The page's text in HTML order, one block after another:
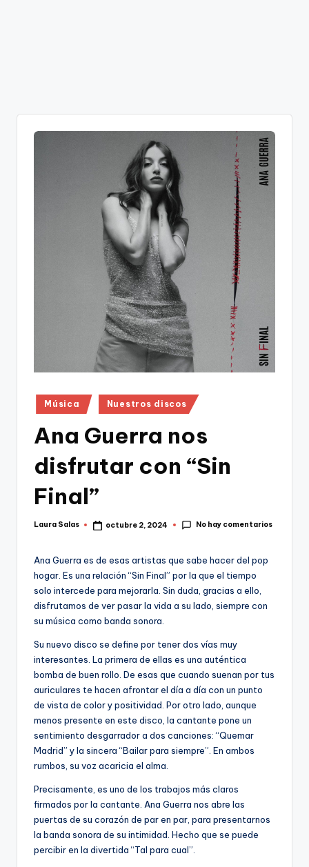
Publicado
en
Música Nuestros discos
Ana Guerra nos
disfrutar con “Sin
Final”
Publicado
Laura Salas octubre 2, 2024 No hay comentarios
Ana Guerra es de esas artistas que sabe hacer del pop
hogar. Es una relación “Sin Final” por la que el tiempo
solo intercede para mejorarla. Sin duda, gracias a ello,
disfrutamos de ver pasar la vida a su lado, siempre con
su música como banda sonora.
Su nuevo disco se define por tener dos vías muy
interesantes. La primera de ellas es una auténtica
bomba de buen rollo. De esas que cuando suenan por tus
auriculares te hacen afrontar el día a día con un punto
de vista de color y positividad. Por otro lado, aunque
menos presente en este disco, la cantante pone un
sentimiento desgarrador a dos canciones: “Quemar
Madrid” y la sincera “Bailar para siempre”. En ambos
rumbos, su voz acaricia el alma.
Precisamente, es uno de los trabajos más claros
firmados por la cantante. Ana Guerra nos abre las
puertas de su corazón de par en par, para presentarnos
la banda sonora de su intimidad. Hecho que se puede
percibir en la divertida “Tal para cual”.